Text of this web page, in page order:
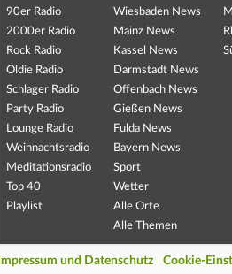
90er Radio
2000er Radio
Rock Radio
Oldie Radio
Schlager Radio
Party Radio
Lounge Radio
Weihnachtsradio
Meditationsradio
Top 40
Playlist
Wiesbaden News
Mainz News
Kassel News
Darmstadt News
Offenbach News
Gießen News
Fulda News
Bayern News
Sport
Wetter
Alle Orte
Alle Themen
Impressum und Datenschutz Cookie-